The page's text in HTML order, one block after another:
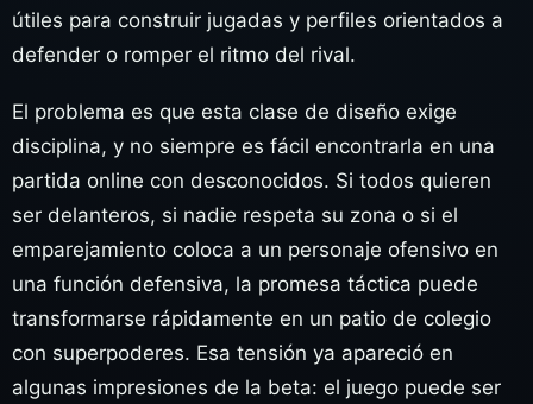
útiles para construir jugadas y perfiles orientados a
defender o romper el ritmo del rival.
El problema es que esta clase de diseño exige
disciplina, y no siempre es fácil encontrarla en una
partida online con desconocidos. Si todos quieren
ser delanteros, si nadie respeta su zona o si el
emparejamiento coloca a un personaje ofensivo en
una función defensiva, la promesa táctica puede
transformarse rápidamente en un patio de colegio
con superpoderes. Esa tensión ya apareció en
algunas impresiones de la beta: el juego puede ser